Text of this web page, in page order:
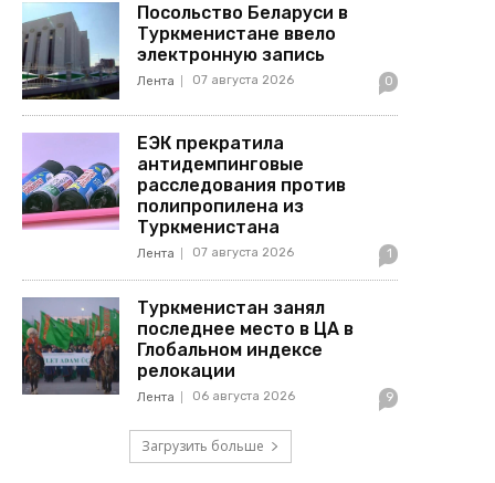
Посольство Беларуси в
Туркменистане ввело
электронную запись
Лента 07 августа 2026 0
ЕЭК прекратила
антидемпинговые
расследования против
полипропилена из
Туркменистана
Лента 07 августа 2026 1
Туркменистан занял
последнее место в ЦА в
Глобальном индексе
релокации
Лента 06 августа 2026 9
Загрузить больше